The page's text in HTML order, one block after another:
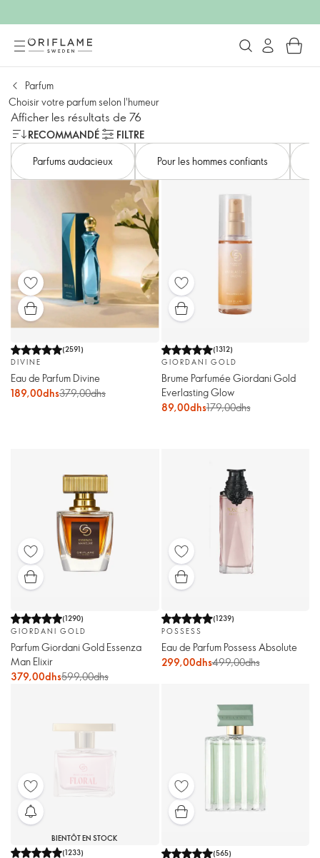
Parfum
Choisir votre parfum selon l'humeur
Afficher les résultats de 76
RECOMMANDÉ
FILTRE
Parfums audacieux
Pour les hommes confiants
(2591)
DIVINE
Eau de Parfum Divine
189,00dhs379,00dhs
(1312)
GIORDANI GOLD
Brume Parfumée Giordani Gold
Everlasting Glow
89,00dhs179,00dhs
(1290)
GIORDANI GOLD
Parfum Giordani Gold Essenza
Man Elixir
379,00dhs599,00dhs
(1239)
POSSESS
Eau de Parfum Possess Absolute
299,00dhs499,00dhs
BIENTÔT EN STOCK
(1233)
(565)